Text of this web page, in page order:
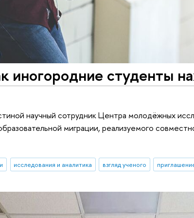
иногородние студенты
научный сотрудник Центра молодёжных
миграции, реализуемого
исследования и аналитика взгляд ученого